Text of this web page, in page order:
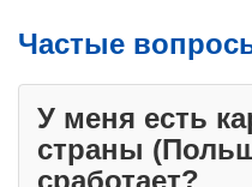
Частые
У меня есть
страны
сработает?